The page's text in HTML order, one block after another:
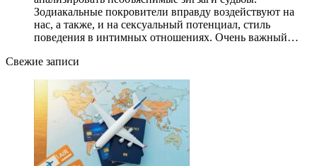
Зодиакальные покровители вправду воздействуют на
нас, а также, и на сексуальный потенциал, стиль
поведения в интимных отношениях. Очень важный…
Свежие записи